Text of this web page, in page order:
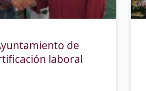
de
laboral